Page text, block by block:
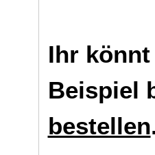
Ihr
Beispiel
bestellen